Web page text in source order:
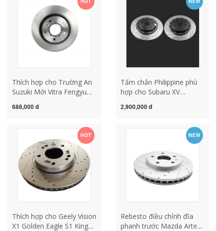
Thích hợp cho Trường An
Suzuki Mới Vitra Fengyu
Đĩa Phanh Trước Nam
688,000 đ
Tấm chắn Philippine phù
hợp cho Subaru XV
Legacy Outback Chipeng
2,900,000 đ
HOT
Thích hợp cho Geely Vision
X1 Golden Eagle S1 King
NEW
Rebesto điều chỉnh đĩa
phanh trước Mazda Artez